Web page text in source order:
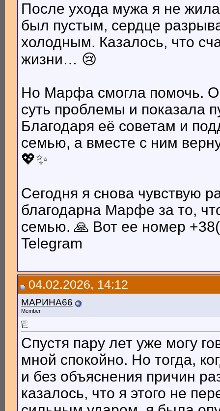
После ухода мужа я не
был пустым, сердце
холодным. Казалось, что
жизни… 😢
Но Марфа смогла помочь.
суть проблемы и показала
Благодаря её советам и
семью, а вместе с ним
💖✨
Сегодня я снова чувствую
благодарна Марфе за то,
семью. 🙏 Вот ее номер
Telegram
04.02.2026, 14:12
МАРИНА66
Member
Спустя пару лет уже могу
мной спокойно. Но тогда,
и без объяснения причин
казалось, что я этого не